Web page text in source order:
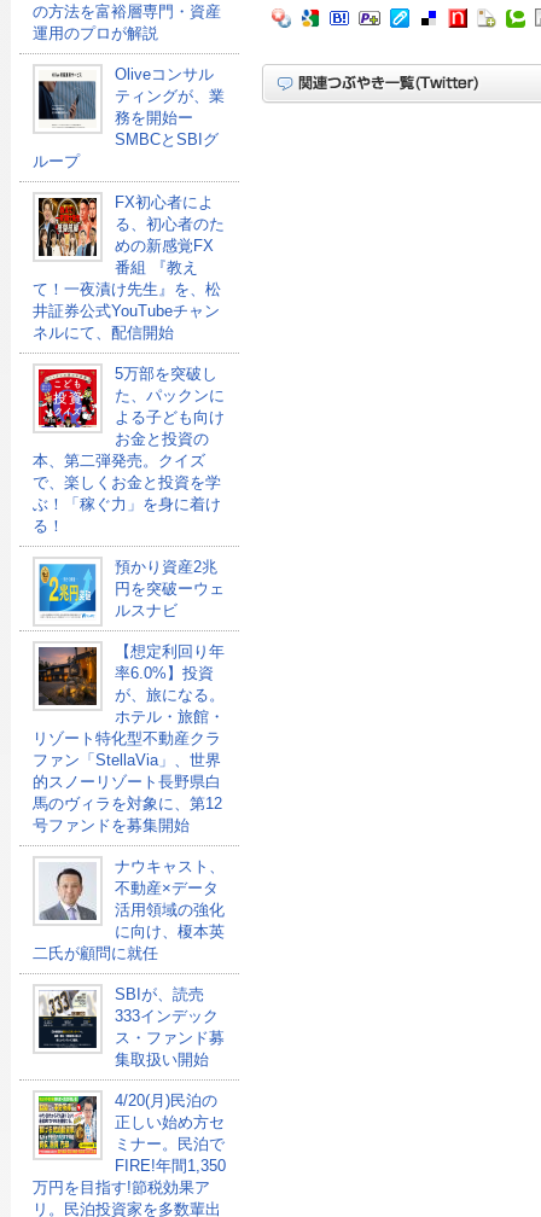
の方法を富裕層専門・資産
運用のプロが解説
Oliveコンサル
ティングが、業
務を開始ー
SMBCとSBIグ
ループ
FX初心者によ
る、初心者のた
めの新感覚FX
番組 『教え
て！一夜漬け先生』を、松
井証券公式YouTubeチャン
ネルにて、配信開始
5万部を突破し
た、パックンに
よる子ども向け
お金と投資の
本、第二弾発売。クイズ
で、楽しくお金と投資を学
ぶ！「稼ぐ力」を身に着け
る！
預かり資産2兆
円を突破ーウェ
ルスナビ
【想定利回り年
率6.0%】投資
が、旅になる。
ホテル・旅館・
リゾート特化型不動産クラ
ファン「StellaVia」、世界
的スノーリゾート長野県白
馬のヴィラを対象に、第12
号ファンドを募集開始
ナウキャスト、
不動産×データ
活用領域の強化
に向け、榎本英
二氏が顧問に就任
SBIが、読売
333インデック
ス・ファンド募
集取扱い開始
4/20(月)民泊の
正しい始め方セ
ミナー。民泊で
FIRE!年間1,350
万円を目指す!節税効果ア
リ。民泊投資家を多数輩出